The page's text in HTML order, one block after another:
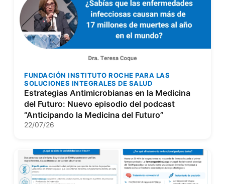
FUNDACIÓN INSTITUTO ROCHE PARA LAS
SOLUCIONES INTEGRALES DE SALUD
Estrategias Antimicrobianas en la Medicina
del Futuro: Nuevo episodio del podcast
“Anticipando la Medicina del Futuro”
22/07/26